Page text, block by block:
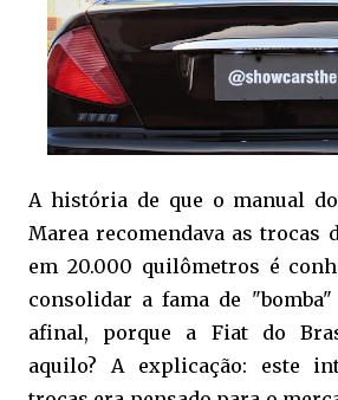
A história de que o manual
Marea recomendava as trocas
em 20.000 quilômetros é
consolidar a fama de
afinal, porque a Fiat do
aquilo? A explicação: este